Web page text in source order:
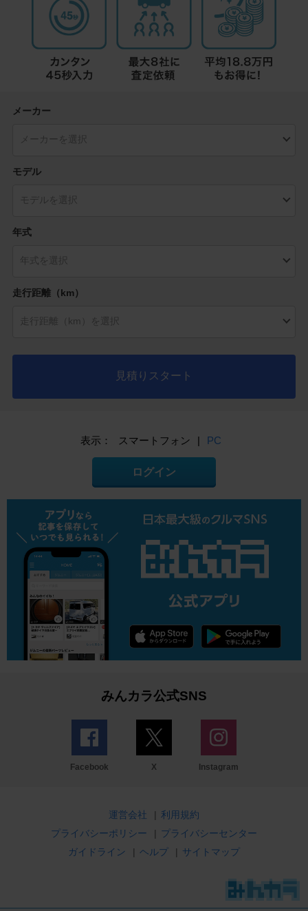
メーカー
モデル
年式
走行距離（km）
見積りスタート
表示： スマートフォン | PC
ログイン
みんカラ公式SNS
Facebook X Instagram
運営会社 | 利用規約
プライバシーポリシー
| プライバシーセンター
ガイドライン
| ヘルプ | サイトマップ